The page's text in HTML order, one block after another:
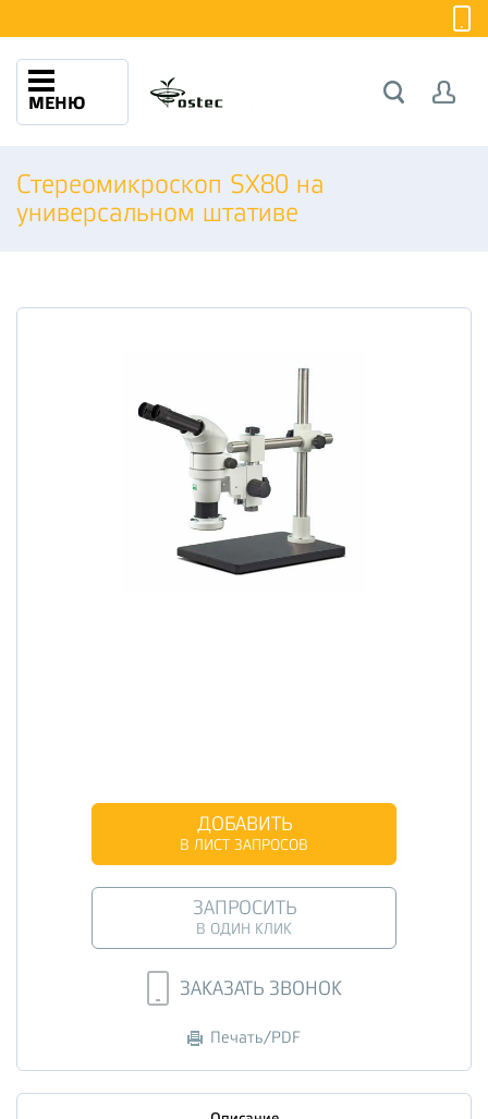
МЕНЮ
Стереомикроскоп SX80 на
универсальном штативе
ДОБАВИТЬ
В ЛИСТ ЗАПРОСОВ
ЗАПРОСИТЬ
В ОДИН КЛИК
ЗАКАЗАТЬ ЗВОНОК
Печать/PDF